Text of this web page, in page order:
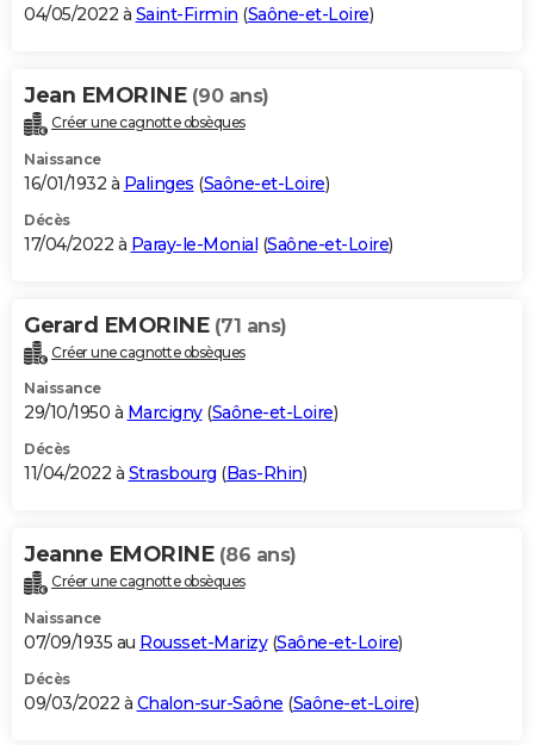
04/05/2022 à Saint-Firmin (Saône-et-Loire)
Jean EMORINE (90 ans)
Créer une cagnotte obsèques
Naissance
16/01/1932 à Palinges (Saône-et-Loire)
Décès
17/04/2022 à Paray-le-Monial (Saône-et-Loire)
Gerard EMORINE (71 ans)
Créer une cagnotte obsèques
Naissance
29/10/1950 à Marcigny(Saône-et-Loire)
Décès
11/04/2022 à Strasbourg (Bas-Rhin)
Jeanne EMORINE (86 ans)
Créer une cagnotte obsèques
Naissance
07/09/1935 au Rousset-Marizy(Saône-et-Loire)
Décès
09/03/2022 à Chalon-sur-Saône (Saône-et-Loire)